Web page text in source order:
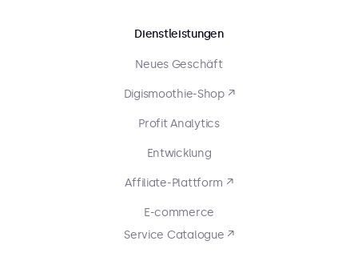
Dienstleistungen
Neues Geschäft
Digismoothie-Shop ↗
Profit Analytics
Entwicklung
Affiliate-Plattform ↗
E-commerce
Service Catalogue ↗